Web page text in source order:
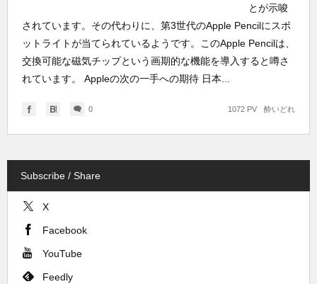
とが示唆
されています。その代わりに、第3世代のApple Pencilにスポ
ットライトが当てられているようです。このApple Pencilは、
交換可能な磁気チップという画期的な機能を導入すると噂さ
れています。 Appleの次の一手への期待 日本...
0 酔いどれ
1072 PV
Subscribe / Share
X
Facebook
YouTube
Feedly